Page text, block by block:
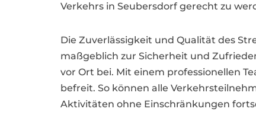
Verkehrs in Seubersdorf gerecht zu
Die Zuverlässigkeit und Qualität des
maßgeblich zur Sicherheit und
vor Ort bei. Mit einem professionellen
befreit. So können alle
Aktivitäten ohne Einschränkungen